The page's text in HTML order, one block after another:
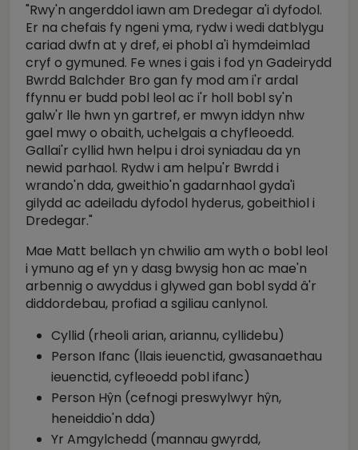
"Rwy'n angerddol iawn am Dredegar a'i dyfodol.
Er na chefais fy ngeni yma, rydw i wedi datblygu
cariad dwfn at y dref, ei phobl a'i hymdeimlad
cryf o gymuned. Fe wnes i gais i fod yn Gadeirydd
Bwrdd Balchder Bro gan fy mod am i'r ardal
ffynnu er budd pobl leol ac i'r holl bobl sy'n
galw'r lle hwn yn gartref, er mwyn iddyn nhw
gael mwy o obaith, uchelgais a chyfleoedd.
Gallai'r cyllid hwn helpu i droi syniadau da yn
newid parhaol. Rydw i am helpu'r Bwrdd i
wrando'n dda, gweithio'n gadarnhaol gyda'i
gilydd ac adeiladu dyfodol hyderus, gobeithiol i
Dredegar."
Mae Matt bellach yn chwilio am wyth o bobl leol
i ymuno ag ef yn y dasg bwysig hon ac mae'n
arbennig o awyddus i glywed gan bobl sydd â'r
diddordebau, profiad a sgiliau canlynol.
Cyllid (rheoli arian, ariannu, cyllidebu)
Person Ifanc (llais ieuenctid, gwasanaethau
ieuenctid, cyfleoedd pobl ifanc)
Person Hŷn (cefnogi preswylwyr hŷn,
heneiddio'n dda)
Yr Amgylchedd (mannau gwyrdd,